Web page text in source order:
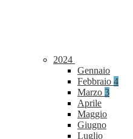
2024
Gennaio
Febbraio 4
Marzo 3
Aprile
Maggio
Giugno
Luglio